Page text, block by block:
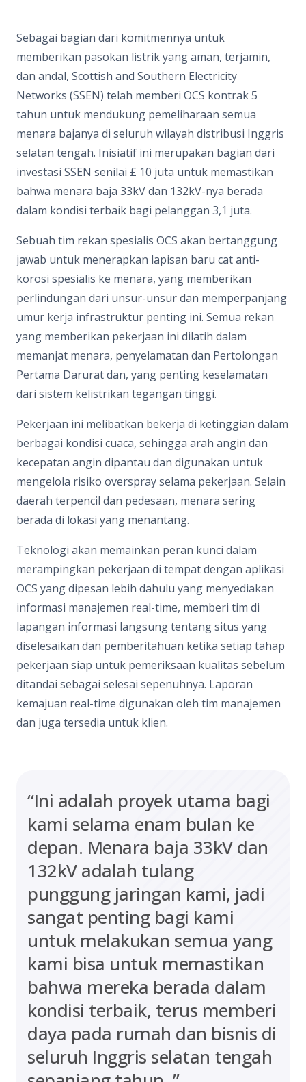
Sebagai bagian dari komitmennya untuk
memberikan pasokan listrik yang aman, terjamin,
dan andal, Scottish and Southern Electricity
Networks (SSEN) telah memberi OCS kontrak 5
tahun untuk mendukung pemeliharaan semua
menara bajanya di seluruh wilayah distribusi Inggris
selatan tengah. Inisiatif ini merupakan bagian dari
investasi SSEN senilai £ 10 juta untuk memastikan
bahwa menara baja 33kV dan 132kV-nya berada
dalam kondisi terbaik bagi pelanggan 3,1 juta.
Sebuah tim rekan spesialis OCS akan bertanggung
jawab untuk menerapkan lapisan baru cat anti-
korosi spesialis ke menara, yang memberikan
perlindungan dari unsur-unsur dan memperpanjang
umur kerja infrastruktur penting ini. Semua rekan
yang memberikan pekerjaan ini dilatih dalam
memanjat menara, penyelamatan dan Pertolongan
Pertama Darurat dan, yang penting keselamatan
dari sistem kelistrikan tegangan tinggi.
Pekerjaan ini melibatkan bekerja di ketinggian dalam
berbagai kondisi cuaca, sehingga arah angin dan
kecepatan angin dipantau dan digunakan untuk
mengelola risiko overspray selama pekerjaan. Selain
daerah terpencil dan pedesaan, menara sering
berada di lokasi yang menantang.
Teknologi akan memainkan peran kunci dalam
merampingkan pekerjaan di tempat dengan aplikasi
OCS yang dipesan lebih dahulu yang menyediakan
informasi manajemen real-time, memberi tim di
lapangan informasi langsung tentang situs yang
diselesaikan dan pemberitahuan ketika setiap tahap
pekerjaan siap untuk pemeriksaan kualitas sebelum
ditandai sebagai selesai sepenuhnya. Laporan
kemajuan real-time digunakan oleh tim manajemen
dan juga tersedia untuk klien.
“Ini adalah proyek utama bagi
kami selama enam bulan ke
depan. Menara baja 33kV dan
132kV adalah tulang
punggung jaringan kami, jadi
sangat penting bagi kami
untuk melakukan semua yang
kami bisa untuk memastikan
bahwa mereka berada dalam
kondisi terbaik, terus memberi
daya pada rumah dan bisnis di
seluruh Inggris selatan tengah